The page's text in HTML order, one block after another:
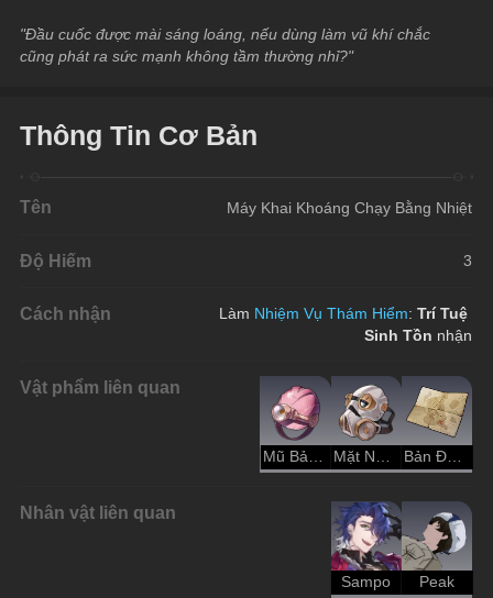
"Đầu cuốc được mài sáng loáng, nếu dùng làm vũ khí chắc
cũng phát ra sức mạnh không tầm thường nhỉ?"
Thông Tin Cơ Bản
Tên Máy Khai Khoáng Chạy Bằng Nhiệt
Độ Hiếm 3
Cách nhận Làm Nhiệm Vụ Thám Hiểm: Trí Tuệ
Sinh Tồn nhận
Vật phẩm liên quan
Mũ Bảo Hộ Màu Hồng Mặt Nạ Thở Chống Bụi Bản Đồ Kho Báu
Nhân vật liên quan
Sampo Peak